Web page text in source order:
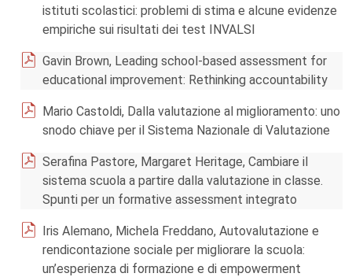
istituti scolastici: problemi di stima e alcune evidenze
empiriche sui risultati dei test INVALSI
Gavin Brown, Leading school-based assessment for
educational improvement: Rethinking accountability
Mario Castoldi, Dalla valutazione al miglioramento: uno
snodo chiave per il Sistema Nazionale di Valutazione
Serafina Pastore, Margaret Heritage, Cambiare il
sistema scuola a partire dalla valutazione in classe.
Spunti per un formative assessment integrato
Iris Alemano, Michela Freddano, Autovalutazione e
rendicontazione sociale per migliorare la scuola:
un’esperienza di formazione e di empowerment